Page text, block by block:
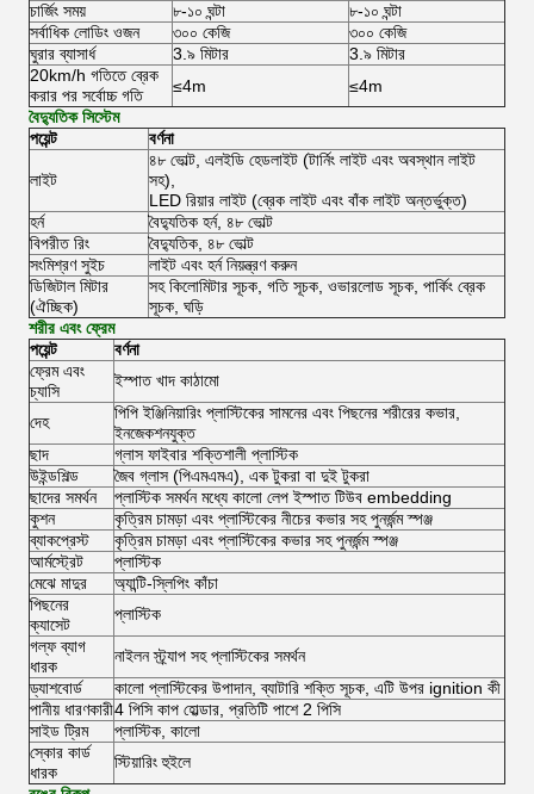
চার্জিং সময়
৮-১০ ঘন্টা
৮-১০ ঘন্টা
সর্বাধিক লোডিং ওজন
৩০০ কেজি
৩০০ কেজি
ঘুরার ব্যাসার্ধ
3.৯ মিটার
3.৯ মিটার
20km/h গতিতে ব্রেক
করার পর সর্বোচ্চ গতি
≤4m
≤4m
বৈদ্যুতিক সিস্টেম
পয়েন্ট
বর্ণনা
লাইট
৪৮ ভোল্ট, এলইডি হেডলাইট (টার্নিং লাইট এবং অবস্থান লাইট
সহ),
LED রিয়ার লাইট (ব্রেক লাইট এবং বাঁক লাইট অন্তর্ভুক্ত)
হর্ন
বৈদ্যুতিক হর্ন, ৪৮ ভোল্ট
বিপরীত রিং
বৈদ্যুতিক, ৪৮ ভোল্ট
সংমিশ্রণ সুইচ
লাইট এবং হর্ন নিয়ন্ত্রণ করুন
ডিজিটাল মিটার
(ঐচ্ছিক)
সহ কিলোমিটার সূচক, গতি সূচক, ওভারলোড সূচক, পার্কিং ব্রেক
সূচক, ঘড়ি
শরীর এবং ফ্রেম
পয়েন্ট
বর্ণনা
ফ্রেম এবং
চ্যাসি
ইস্পাত খাদ কাঠামো
দেহ
পিপি ইঞ্জিনিয়ারিং প্লাস্টিকের সামনের এবং পিছনের শরীরের কভার,
ইনজেকশনযুক্ত
ছাদ
গ্লাস ফাইবার শক্তিশালী প্লাস্টিক
উইন্ডশিল্ড
জৈব গ্লাস (পিএমএমএ), এক টুকরা বা দুই টুকরা
ছাদের সমর্থন
প্লাস্টিক সমর্থন মধ্যে কালো লেপ ইস্পাত টিউব embedding
কুশন
কৃত্রিম চামড়া এবং প্লাস্টিকের নীচের কভার সহ পুনর্জন্ম স্পঞ্জ
ব্যাকপ্রেস্ট
কৃত্রিম চামড়া এবং প্লাস্টিকের কভার সহ পুনর্জন্ম স্পঞ্জ
আর্মস্ট্রেট
প্লাস্টিক
মেঝে মাদুর
অ্যান্টি-স্লিপিং কাঁচা
পিছনের
ক্যাসেট
প্লাস্টিক
গল্ফ ব্যাগ
ধারক
নাইলন স্ট্র্যাপ সহ প্লাস্টিকের সমর্থন
ড্যাশবোর্ড
কালো প্লাস্টিকের উপাদান, ব্যাটারি শক্তি সূচক, এটি উপর ignition কী
পানীয় ধারণকারী4 পিসি কাপ হোল্ডার, প্রতিটি পাশে 2 পিসি
সাইড ট্রিম
প্লাস্টিক, কালো
স্কোর কার্ড
ধারক
স্টিয়ারিং হুইলে